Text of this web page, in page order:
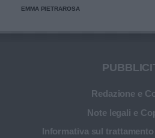
pubblica degli scatti molto teneri e
EMMA PIETRAROSA
Redazione e
Note legali e
Informativa sul